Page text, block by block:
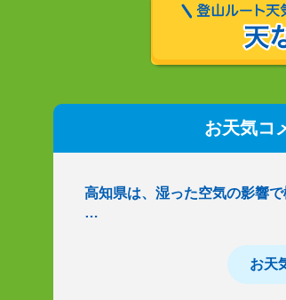
お天気コ
高知県は、湿った空気の影響
…
お天